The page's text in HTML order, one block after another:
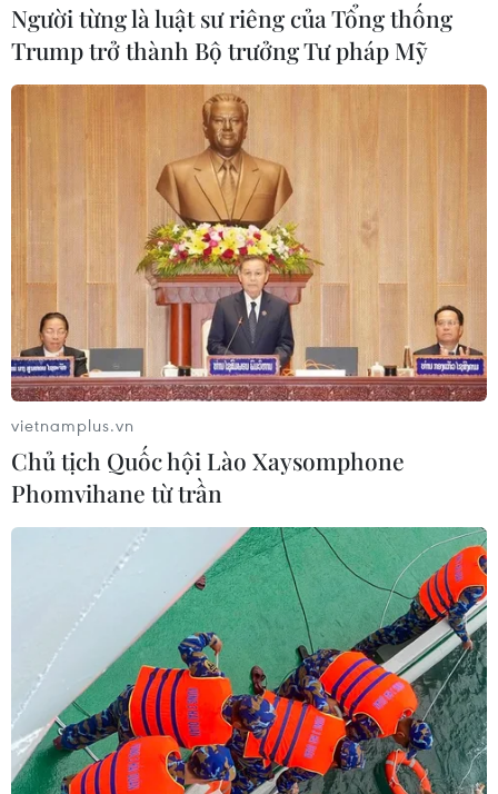
Người từng là luật sư riêng của Tổng thống
Trump trở thành Bộ trưởng Tư pháp Mỹ
vietnamplus.vn
Chủ tịch Quốc hội Lào Xaysomphone
Phomvihane từ trần